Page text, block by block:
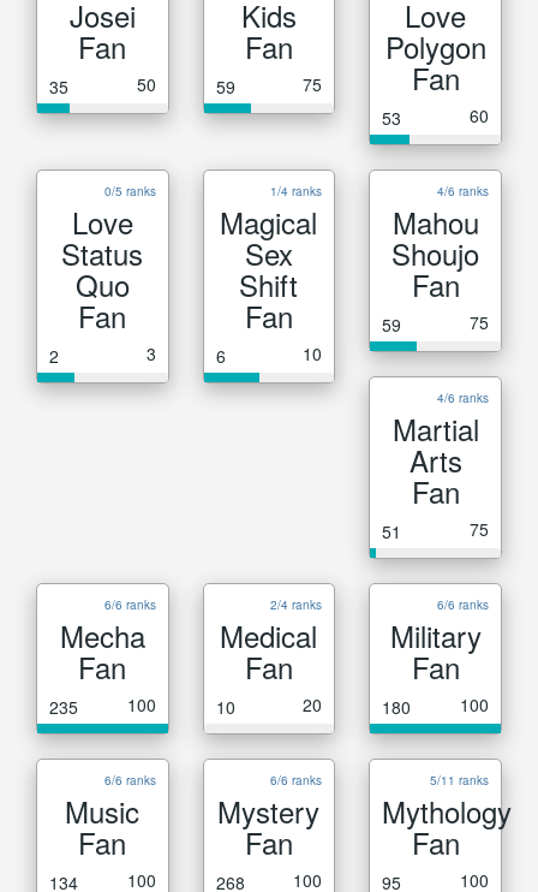
Josei
Fan
35 50
Kids
Fan
59 75
Love
Polygon
Fan
53 60
0/5 ranks
Love
Status
Quo
Fan
2 3
1/4 ranks
Magical
Sex
Shift
Fan
6 10
4/6 ranks
Mahou
Shoujo
Fan
59 75
4/6 ranks
Martial
Arts
Fan
51 75
6/6 ranks
Mecha
Fan
235 100
2/4 ranks
Medical
Fan
10 20
6/6 ranks
Military
Fan
180 100
6/6 ranks
Music
Fan
134 100
6/6 ranks
Mystery
Fan
268 100
5/11 ranks
Mythology
Fan
95 100